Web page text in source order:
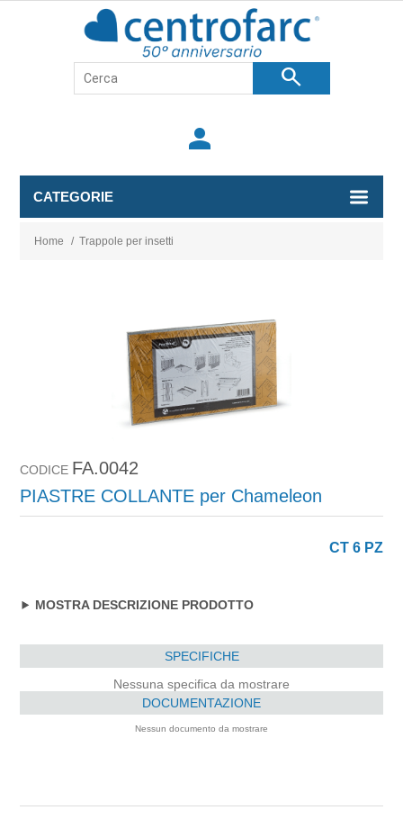
search
person
CATEGORIE
Home / Trappole per insetti
CODICE FA.0042
PIASTRE COLLANTE per Chameleon
CT 6 PZ
MOSTRA DESCRIZIONE PRODOTTO
SPECIFICHE
Nessuna specifica da mostrare
DOCUMENTAZIONE
Nessun documento da mostrare